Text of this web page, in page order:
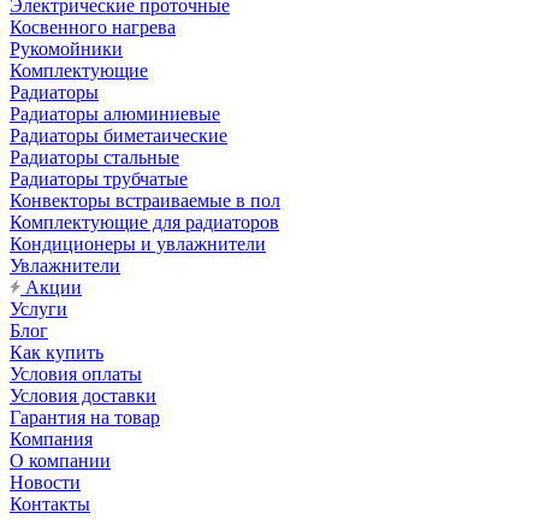
Электрические проточные
Косвенного нагрева
Рукомойники
Комплектующие
Радиаторы
Радиаторы алюминиевые
Радиаторы биметаические
Радиаторы стальные
Радиаторы трубчатые
Конвекторы встраиваемые в пол
Комплектующие для радиаторов
Кондиционеры и увлажнители
Увлажнители
Акции
Услуги
Блог
Как купить
Условия оплаты
Условия доставки
Гарантия на товар
Компания
О компании
Новости
Контакты